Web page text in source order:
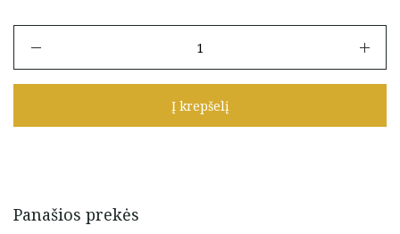
Dvigubas
su
pakabuku
44-
Į krepšelį
Panašios prekės